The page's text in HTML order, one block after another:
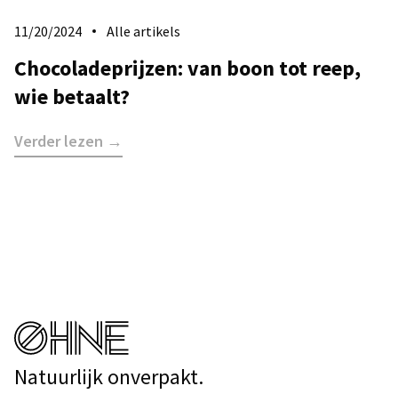
11/20/2024 Alle artikels
Chocoladeprijzen: van boon tot reep,
wie betaalt?
Verder lezen →
Natuurlijk onverpakt.